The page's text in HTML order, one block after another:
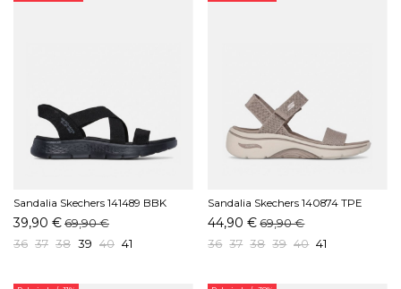
Sandalia Skechers 141489 BBK
Negro
39,90 €69,90 €
36 37 38 39 40 41
Sandalia Skechers 140874 TPE
Taupe
44,90 € 69,90 €
36 37 38 39 40 41